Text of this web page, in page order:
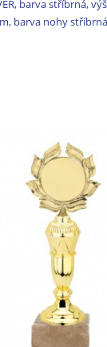
barva stříbrná,
barva nohy